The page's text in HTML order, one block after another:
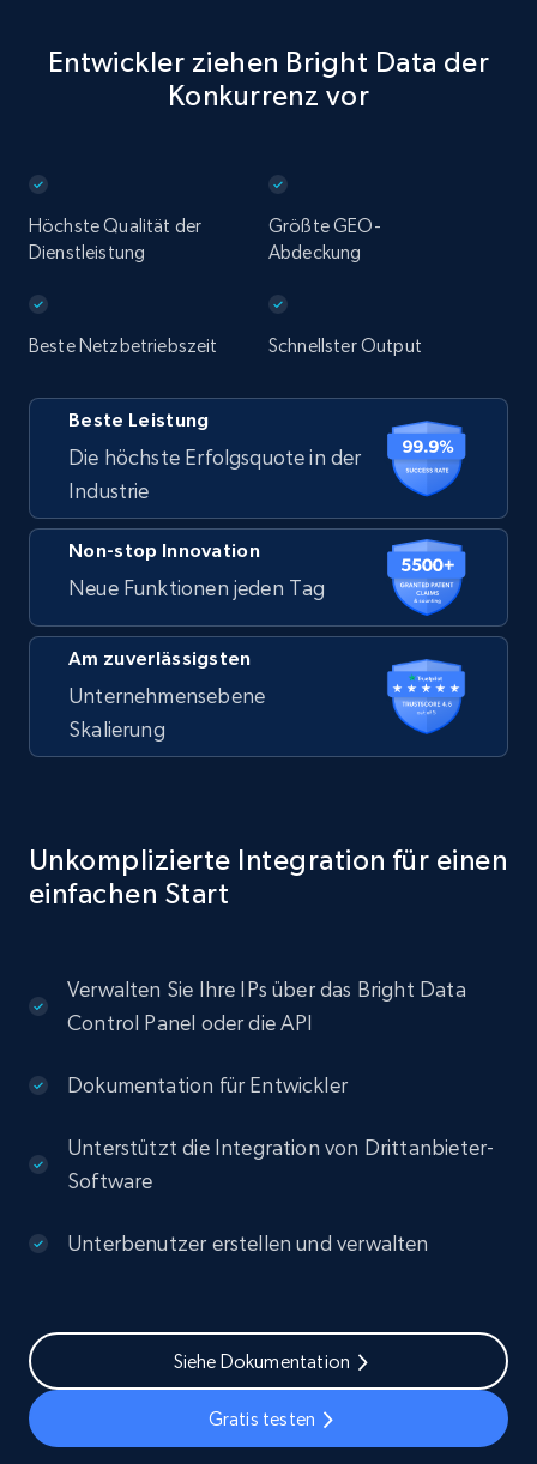
Entwickler ziehen Bright Data der
Konkurrenz vor
Höchste Qualität der
Dienstleistung
Größte GEO-
Abdeckung
Beste Netzbetriebszeit Schnellster Output
Beste Leistung
Die höchste Erfolgsquote in der
Industrie
Non-stop Innovation
Neue Funktionen jeden Tag
Am zuverlässigsten
Unternehmensebene
Skalierung
Unkomplizierte Integration für einen
einfachen Start
Verwalten Sie Ihre IPs über das Bright Data
Control Panel oder die API
Dokumentation für Entwickler
Unterstützt die Integration von Drittanbieter-
Software
Unterbenutzer erstellen und verwalten
Siehe Dokumentation
Gratis testen